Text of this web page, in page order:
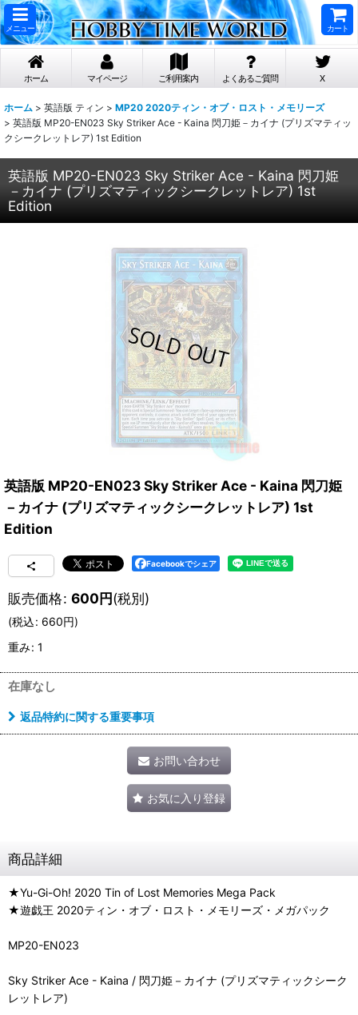
メニュー カート
ホーム マイページ ご利用案内 よくあるご質問 X
ホーム > 英語版 ティン > MP20 2020ティン・オブ・ロスト・メモリーズ
> 英語版 MP20-EN023 Sky Striker Ace - Kaina 閃刀姫－カイナ (プリズマティッ
クシークレットレア) 1st Edition
英語版 MP20-EN023 Sky Striker Ace - Kaina 閃刀姫
－カイナ (プリズマティックシークレットレア) 1st
Edition
英語版 MP20-EN023 Sky Striker Ace - Kaina 閃刀姫
－カイナ (プリズマティックシークレットレア) 1st
Edition
Facebookでシェア
販売価格: 600円(税別)
(税込: 660円)
重み: 1
在庫なし
返品特約に関する重要事項
お問い合わせ
お気に入り登録
商品詳細
★Yu-Gi-Oh! 2020 Tin of Lost Memories Mega Pack
★遊戯王 2020ティン・オブ・ロスト・メモリーズ・メガパック
MP20-EN023
Sky Striker Ace - Kaina / 閃刀姫－カイナ (プリズマティックシーク
レットレア)